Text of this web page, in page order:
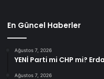
En Güncel Haberler
Ağustos 7, 2026
YENİ Parti mi CHP mi?
Ağustos 7, 2026